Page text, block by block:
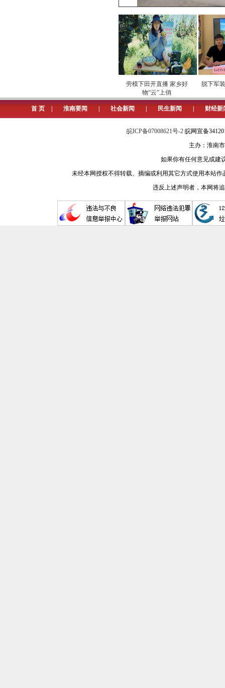
高温行车极易出现交通事故，
品，及时告诫司机师傅出车前对车辆
劳模下田开直播 家乡好
物“云”上俏
脱下军装
首 页 淮南要闻 社会新闻 民生新闻 财经新
皖ICP备07008621号-2 皖网宣备
主办：淮南
如果你有任何意见或建
未经本网授权不得转载、摘编或利用其它方式使用本站
违反上述声明者，本网将